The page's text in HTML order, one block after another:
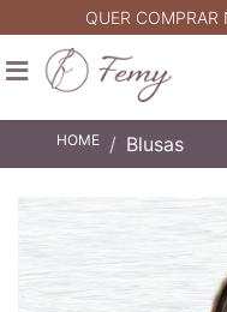
QUER
HOME Blusas